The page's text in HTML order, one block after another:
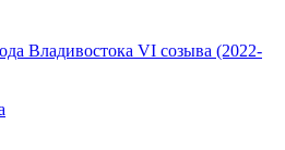
Владивостока VI созыва (2022-